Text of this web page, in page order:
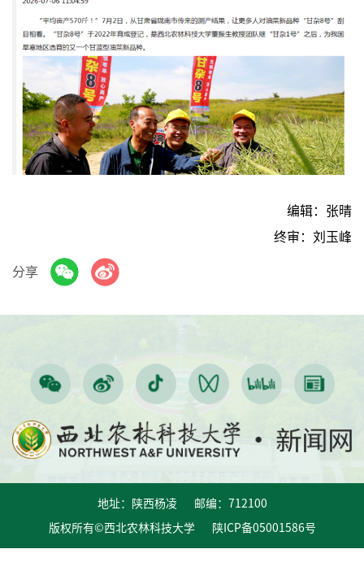
编辑：张晴
终审：刘玉峰
分享
地址：陕西杨凌 邮编：712100
版权所有©西北农林科技大学 陕ICP备05001586号